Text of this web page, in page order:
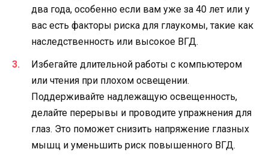
два года, особенно если вам уже за 40 лет или у
вас есть факторы риска для глаукомы, такие как
наследственность или высокое ВГД.
Избегайте длительной работы с компьютером
или чтения при плохом освещении.
Поддерживайте надлежащую освещенность,
делайте перерывы и проводите упражнения для
глаз. Это поможет снизить напряжение глазных
мышц и уменьшить риск повышенного ВГД.